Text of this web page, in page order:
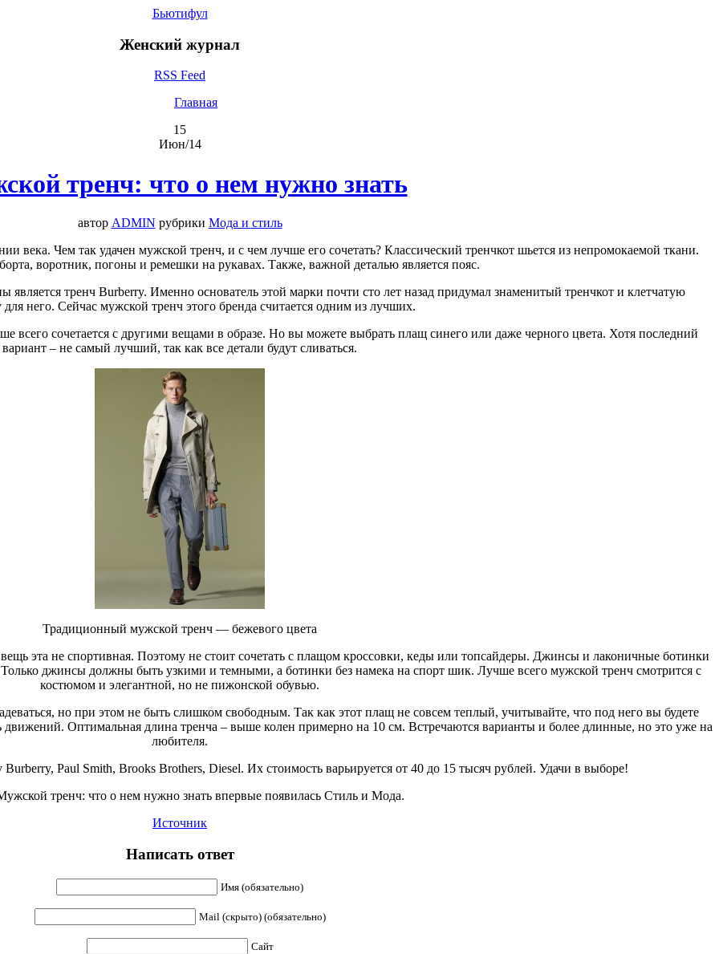
Бьютифул
Женский журнал
RSS Feed
Главная
15
Июн/14
тренч: что о нем нужно знать
автор ADMIN рубрики Мода и стиль
века. Чем так удачен мужской тренч, и с чем лучше его сочетать? Классический тренчкот шьется из непромокаемой ткани.
воротник, погоны и ремешки на рукавах. Также, важной деталью является пояс.
тренч Burberry. Именно основатель этой марки почти сто лет назад придумал знаменитый тренчкот и клетчатую
для него. Сейчас мужской тренч этого бренда считается одним из лучших.
сочетается с другими вещами в образе. Но вы можете выбрать плащ синего или даже черного цвета. Хотя последний
вариант – не самый лучший, так как все детали будут сливаться.
Традиционный мужской тренч — бежевого цвета
эта не спортивная. Поэтому не стоит сочетать с плащом кроссовки, кеды или топсайдеры. Джинсы и лаконичные ботинки
джинсы должны быть узкими и темными, а ботинки без намека на спорт шик. Лучше всего мужской тренч смотрится с
костюмом и элегантной, но не пижонской обувью.
но при этом не быть слишком свободным. Так как этот плащ не совсем теплый, учитывайте, что под него вы будете
Оптимальная длина тренча – выше колен примерно на 10 см. Встречаются варианты и более длинные, но это уже на
любителя.
Paul Smith, Brooks Brothers, Diesel. Их стоимость варьируется от 40 до 15 тысяч рублей. Удачи в выборе!
тренч: что о нем нужно знать впервые появилась Стиль и Мода.
Источник
Написать ответ
Имя (обязательно)
Mail (скрыто) (обязательно)
Сайт